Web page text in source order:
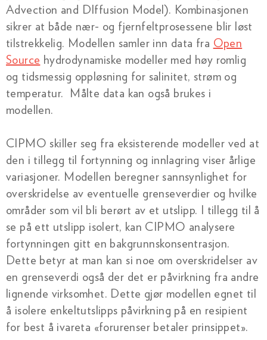
Advection and DIffusion Model). Kombinasjonen
sikrer at både nær- og fjernfeltprosessene blir løst
tilstrekkelig. Modellen samler inn data fra Open
Source hydrodynamiske modeller med høy romlig
og tidsmessig oppløsning for salinitet, strøm og
temperatur. Målte data kan også brukes i
modellen.
CIPMO skiller seg fra eksisterende modeller ved at
den i tillegg til fortynning og innlagring viser årlige
variasjoner. Modellen beregner sannsynlighet for
overskridelse av eventuelle grenseverdier og hvilke
områder som vil bli berørt av et utslipp. I tillegg til å
se på ett utslipp isolert, kan CIPMO analysere
fortynningen gitt en bakgrunnskonsentrasjon.
Dette betyr at man kan si noe om overskridelser av
en grenseverdi også der det er påvirkning fra andre
lignende virksomhet. Dette gjør modellen egnet til
å isolere enkeltutslipps påvirkning på en resipient
for best å ivareta «forurenser betaler prinsippet».